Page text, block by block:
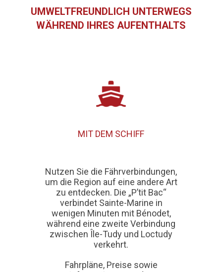
UMWELTFREUNDLICH UNTERWEGS
WÄHREND IHRES AUFENTHALTS
MIT DEM SCHIFF
Nutzen Sie die Fährverbindungen,
um die Region auf eine andere Art
zu entdecken. Die „P’tit Bac“
verbindet Sainte-Marine in
wenigen Minuten mit Bénodet,
während eine zweite Verbindung
zwischen Île-Tudy und Loctudy
verkehrt.
Fahrpläne, Preise sowie